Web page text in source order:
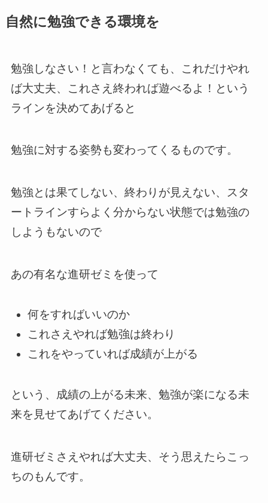
自然に勉強できる環境を
勉強しなさい！と言わなくても、これだけやれ
ば大丈夫、これさえ終われば遊べるよ！という
ラインを決めてあげると
勉強に対する姿勢も変わってくるものです。
勉強とは果てしない、終わりが見えない、スタ
ートラインすらよく分からない状態では勉強の
しようもないので
あの有名な進研ゼミを使って
何をすればいいのか
これさえやれば勉強は終わり
これをやっていれば成績が上がる
という、成績の上がる未来、勉強が楽になる未
来を見せてあげてください。
進研ゼミさえやれば大丈夫、そう思えたらこっ
ちのもんです。